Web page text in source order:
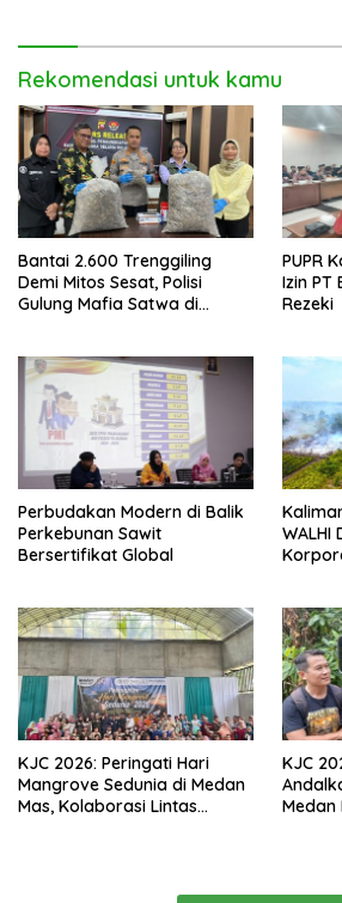
Rekomendasi untuk kamu
Bantai 2.600 Trenggiling
Demi Mitos Sesat, Polisi
Gulung Mafia Satwa di
PUPR
Izin PT
Rezeki
Perbudakan Modern di Balik
Perkebunan Sawit
Bersertifikat Global
WALHI
KJC 2026: Peringati Hari
Mangrove Sedunia di Medan
Mas, Kolaborasi Lintas
KJC
Medan